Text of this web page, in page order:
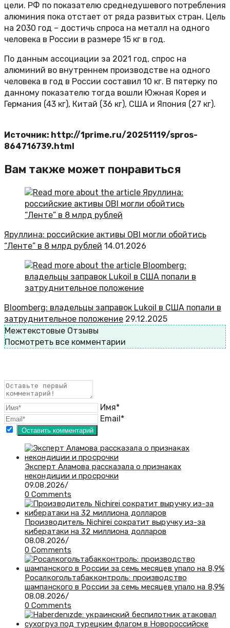
цели. РФ по показателю среднедушевого потребления
алюминия пока отстает от ряда развитых стран. Цель
на 2030 год – достичь спроса на металл на одного
человека в России в размере 15 кг в год.
По данным ассоциации за 2021 год, спрос на
алюминий во внутреннем производстве на одного
человека в год в России составил 10 кг. В пятерку по
данному показателю тогда вошли Южная Корея и
Германия (43 кг), Китай (36 кг), США и Япония (27 кг).
Источник: http://1prime.ru/20251119/spros-
864716739.html
Вам также может понравиться
Яруллина: российские активы OBI могли обойтись
“Ленте” в 8 млрд рублей 14.01.2026
Bloomberg: владельцы заправок Lukoil в США попали в
затруднительное положение 29.12.2025
Межтекстовые Отзывы
Посмотреть все комментарии
Имя*
Email*
Эксперт Аламова рассказала о признаках
некондиции и просрочки
09.08.2026/
0 Comments
Производитель Nichirei сократит выручку из-за
кибератаки на 32 миллиона долларов
08.08.2026/
0 Comments
Росалкогольтабакконтроль: производство
шампанского в России за семь месяцев упало на 8,9%
08.08.2026/
0 Comments